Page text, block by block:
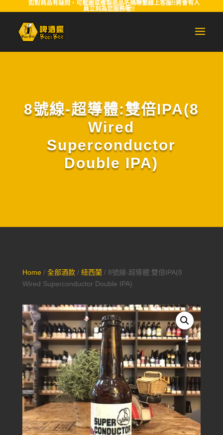
如對商品有疑問，可截圖或複製商品名稱聯繫線上客服!!將會有人
員立刻為您服務喔!!
8號線-超導體:雙倍IPA(8
Wired
Superconductor
Double IPA)
Home/ 全部酒款/ 紐西蘭/ 8號線-超導體:雙倍IPA(8
Wired Superconductor Double IPA)